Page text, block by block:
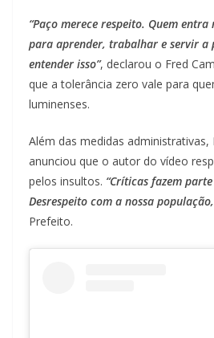
“Paço merece respeito. Quem
para aprender, trabalhar e servir a
entender isso”, declarou o Fred
que a tolerância zero vale para
luminenses.
Além das medidas administrativas,
anunciou que o autor do vídeo
pelos insultos. “Críticas fazem
Desrespeito com a nossa
Prefeito.